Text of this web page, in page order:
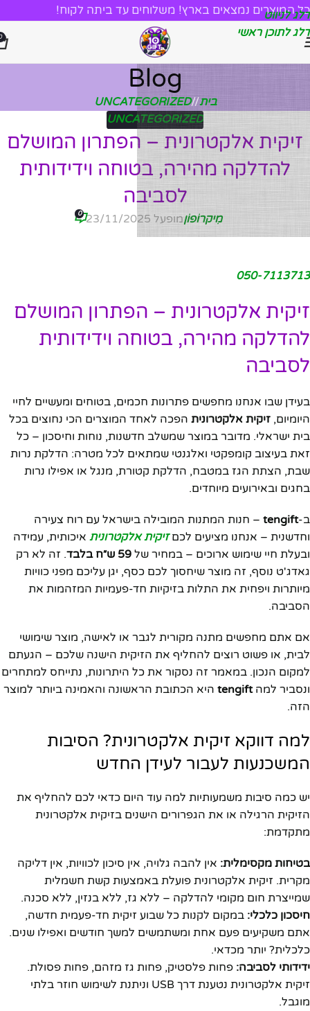
דלג לניווט
דלג לתוכן ראשי
כל המוצרים נמצאים בארץ! משלוחים עד ביתה לקוח!
Blog
בית/
UNCATEGORIZED
UNCATEGORIZED
זיקית אלקטרונית – הפתרון המושלם
להדלקה מהירה, בטוחה וידידותית
לסביבה
מִיקרוֹפוֹןמופעל 23/11/2025 0
050-7113713
זיקית אלקטרונית – הפתרון המושלם
להדלקה מהירה, בטוחה וידידותית
לסביבה
בעידן שבו אנחנו מחפשים פתרונות חכמים, בטוחים ומעשיים לחיי
היומיום, זיקית אלקטרונית הפכה לאחד המוצרים הכי נחוצים בכל
בית ישראלי. מדובר במוצר שמשלב חדשנות, נוחות וחיסכון – כל
זאת בעיצוב קומפקטי ואלגנטי שמתאים לכל מטרה: הדלקת נרות
שבת, הצתת הגז במטבח, הדלקת קטורת, מנגל או אפילו נרות
בחגים ובאירועים מיוחדים.
ב-tengift – חנות המתנות המובילה בישראל עם רוח צעירה
וחדשנית – אנחנו מציעים לכםזיקית אלקטרונית איכותית, עמידה
ובעלת חיי שימוש ארוכים – במחיר של 59 ש״ח בלבד
. זה לא רק
גאדג'ט נוסף, זה מוצר שיחסוך לכם כסף, יגן עליכם מפני כוויות
מיותרות ויפחית את התלות בזיקיות חד-פעמיות המזהמות את
הסביבה.
אם אתם מחפשים מתנה מקורית לגבר או לאישה, מוצר שימושי
לבית, או פשוט רוצים להחליף את הזיקית הישנה שלכם – הגעתם
למקום הנכון. במאמר זה נסקור את כל היתרונות, נתייחס למתחרים
ונסביר למהtengift היא הכתובת הראשונה והאמינה ביותר למוצר
הזה.
למה דווקא זיקית אלקטרונית? הסיבות
המשכנעות לעבור לעידן החדש
יש כמה סיבות משמעותיות למה עוד היום כדאי לכם להחליף את
הזיקית הרגילה או את הגפרורים הישנים בזיקית אלקטרונית
מתקדמת:
בטיחות מקסימלית: אין להבה גלויה, אין סיכון לכוויות, אין דליקה
מקרית. זיקית אלקטרונית פועלת באמצעות קשת חשמלית
שמייצרת חום מקומי להדלקה – ללא גז, ללא בנזין, ללא סכנה.
חיסכון כלכלי: במקום לקנות כל שבוע זיקית חד-פעמית חדשה,
אתם משקיעים פעם אחת ומשתמשים למשך חודשים ואפילו שנים.
כלכלית? יותר מכדאי.
ידידותי לסביבה: פחות פלסטיק, פחות גז מזהם, פחות פסולת.
זיקית אלקטרונית נטענת דרך USB וניתנת לשימוש חוזר בלתי
מוגבל.